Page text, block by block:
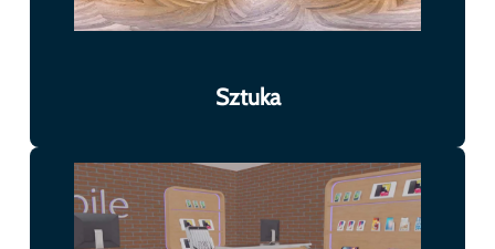
Sztuka